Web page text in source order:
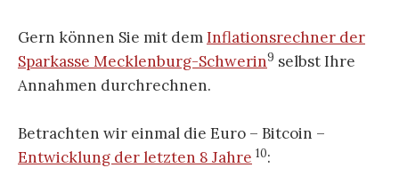
Gern können Sie mit demInflationsrechner der
Sparkasse Mecklenburg-Schwerin9 selbst Ihre
Annahmen durchrechnen.
Betrachten wir einmal die Euro – Bitcoin –
Entwicklung der letzten 8 Jahre 10: